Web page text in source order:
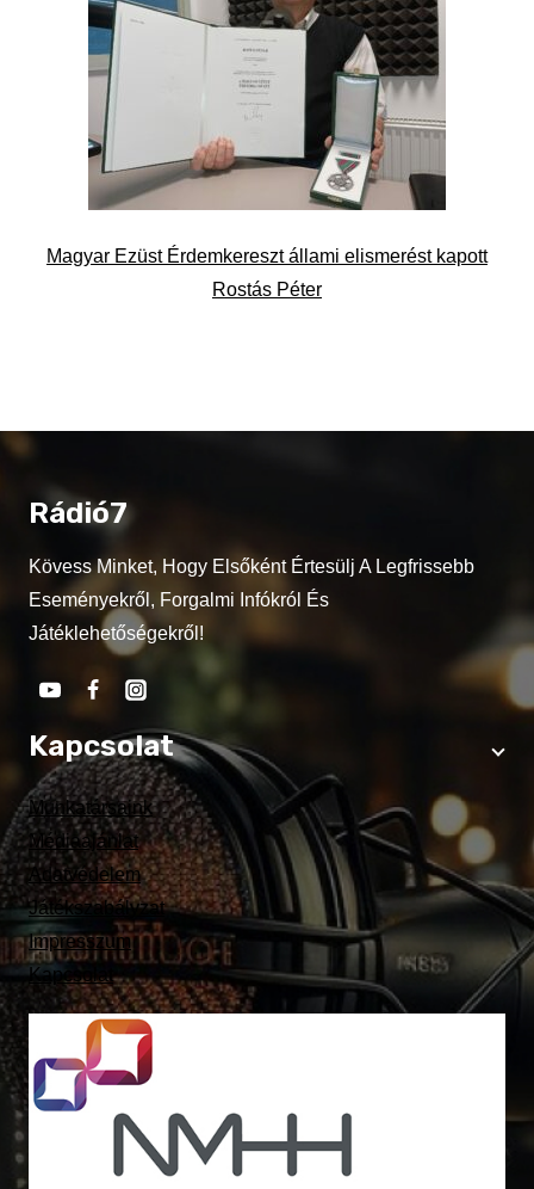
Magyar Ezüst Érdemkereszt állami elismerést kapott
Rostás Péter
Rádió7
Kövess Minket, Hogy Elsőként Értesülj A Legfrissebb
Eseményekről, Forgalmi Infókról És
Játéklehetőségekről!
Kapcsolat
Munkatársaink
Médiaajánlat
Adatvédelem
Játékszabályzat
Impresszum
Kapcsolat